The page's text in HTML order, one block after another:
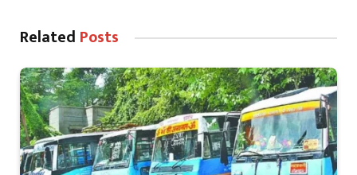
Related Posts